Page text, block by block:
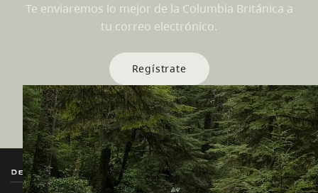
Te enviaremos lo mejor de la Columbia Británica a
tu correo electrónico.
Regístrate
Destination BC Nuestros Sitios